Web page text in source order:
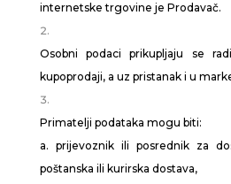
internetske trgovine je Prodavač.
Osobni podaci prikupljaju se
kupoprodaji, a uz pristanak i u
Primatelji podataka mogu biti:
a. prijevoznik ili posrednik za
poštanska ili kurirska dostava,